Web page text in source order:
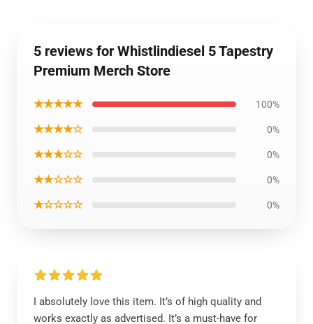
5 reviews for Whistlindiesel 5 Tapestry
Premium Merch Store
★★★★★ 100%
★★★★☆ 0%
★★★☆☆ 0%
★★☆☆☆ 0%
★☆☆☆☆ 0%
I absolutely love this item. It’s of high quality and
works exactly as advertised. It’s a must-have for